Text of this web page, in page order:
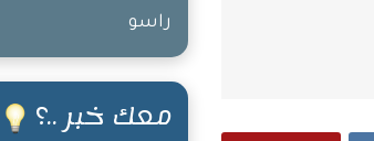
راسو
معك خبر ..؟